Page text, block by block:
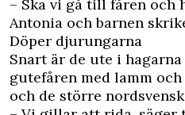
– Ska vi gå till fåren och
Antonia och barnen
Döper djurungarna
Snart är de ute i
gutefåren med lamm
och de större